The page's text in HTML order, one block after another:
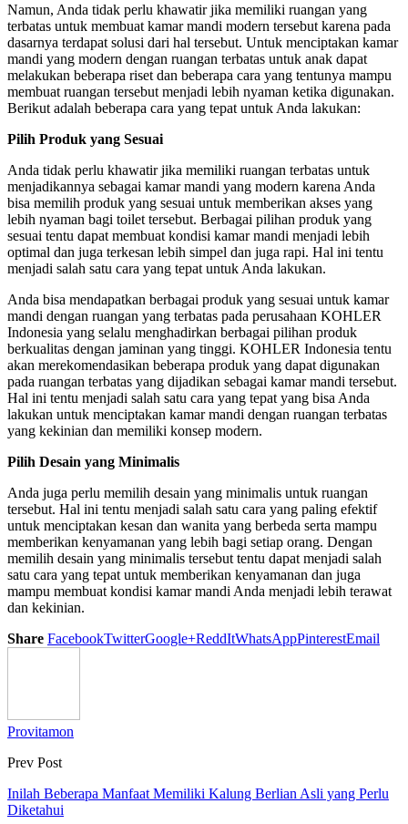
Namun, Anda tidak perlu khawatir jika memiliki ruangan yang
terbatas untuk membuat kamar mandi modern tersebut karena pada
dasarnya terdapat solusi dari hal tersebut. Untuk menciptakan kamar
mandi yang modern dengan ruangan terbatas untuk anak dapat
melakukan beberapa riset dan beberapa cara yang tentunya mampu
membuat ruangan tersebut menjadi lebih nyaman ketika digunakan.
Berikut adalah beberapa cara yang tepat untuk Anda lakukan:
Pilih Produk yang Sesuai
Anda tidak perlu khawatir jika memiliki ruangan terbatas untuk
menjadikannya sebagai kamar mandi yang modern karena Anda
bisa memilih produk yang sesuai untuk memberikan akses yang
lebih nyaman bagi toilet tersebut. Berbagai pilihan produk yang
sesuai tentu dapat membuat kondisi kamar mandi menjadi lebih
optimal dan juga terkesan lebih simpel dan juga rapi. Hal ini tentu
menjadi salah satu cara yang tepat untuk Anda lakukan.
Anda bisa mendapatkan berbagai produk yang sesuai untuk kamar
mandi dengan ruangan yang terbatas pada perusahaan KOHLER
Indonesia yang selalu menghadirkan berbagai pilihan produk
berkualitas dengan jaminan yang tinggi. KOHLER Indonesia tentu
akan merekomendasikan beberapa produk yang dapat digunakan
pada ruangan terbatas yang dijadikan sebagai kamar mandi tersebut.
Hal ini tentu menjadi salah satu cara yang tepat yang bisa Anda
lakukan untuk menciptakan kamar mandi dengan ruangan terbatas
yang kekinian dan memiliki konsep modern.
Pilih Desain yang Minimalis
Anda juga perlu memilih desain yang minimalis untuk ruangan
tersebut. Hal ini tentu menjadi salah satu cara yang paling efektif
untuk menciptakan kesan dan wanita yang berbeda serta mampu
memberikan kenyamanan yang lebih bagi setiap orang. Dengan
memilih desain yang minimalis tersebut tentu dapat menjadi salah
satu cara yang tepat untuk memberikan kenyamanan dan juga
mampu membuat kondisi kamar mandi Anda menjadi lebih terawat
dan kekinian.
Share FacebookTwitterGoogle+ReddItWhatsAppPinterestEmail
Provitamon
Prev Post
Inilah Beberapa Manfaat Memiliki Kalung Berlian Asli yang Perlu
Diketahui